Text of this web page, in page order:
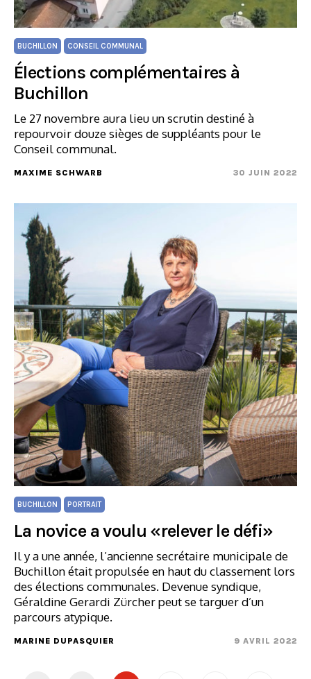
BUCHILLON CONSEIL COMMUNAL
Élections complémentaires à
Buchillon
Le 27 novembre aura lieu un scrutin destiné à
repourvoir douze sièges de suppléants pour le
Conseil communal.
MAXIME SCHWARB 30 JUIN 2022
BUCHILLON PORTRAIT
La novice a voulu «relever le défi»
Il y a une année, l’ancienne secrétaire municipale de
Buchillon était propulsée en haut du classement lors
des élections communales. Devenue syndique,
Géraldine Gerardi Zürcher peut se targuer d’un
parcours atypique.
MARINE DUPASQUIER 9 AVRIL 2022